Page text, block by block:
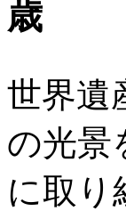
歳
世界遺
の光景
に取り